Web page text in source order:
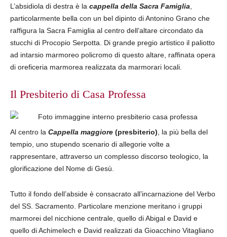
L’absidiola di destra è la cappella della Sacra Famiglia
particolarmente bella con un bel dipinto di Antonino Grano che
raffigura la Sacra Famiglia al centro dell’altare circondato da
stucchi di Procopio Serpotta. Di grande pregio artistico il paliotto
ad intarsio marmoreo policromo di questo altare, raffinata opera
di oreficeria marmorea realizzata da marmorari locali.
Il Presbiterio di Casa Professa
Al centro la Cappella maggiore (presbiterio) , la più bella del
tempio, uno stupendo scenario di allegorie volte a
rappresentare, attraverso un complesso discorso teologico, la
glorificazione del Nome di Gesù.
Tutto il fondo dell’abside è consacrato all’incarnazione del Verbo
del SS. Sacramento. Particolare menzione meritano i gruppi
marmorei del nicchione centrale, quello di Abigal e David e
quello di Achimelech e David realizzati da Gioacchino Vitagliano